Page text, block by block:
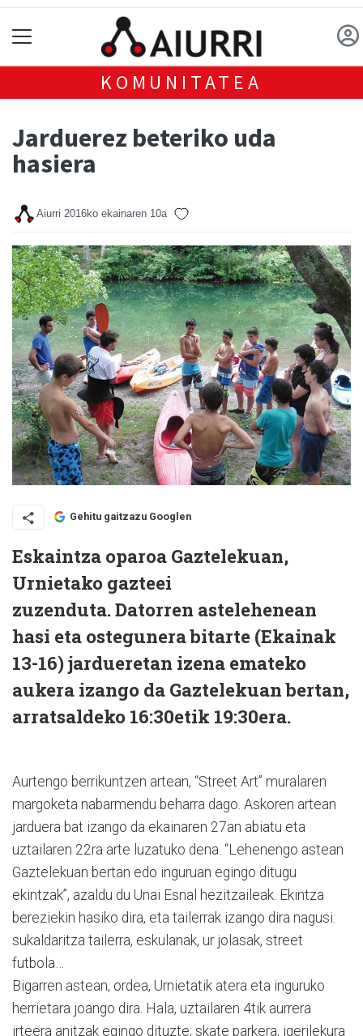
KOMUNITATEA
Jarduerez beteriko uda
hasiera
Aiurri 2016ko ekainaren 10a
Gehitu gaitzazu Googlen
Eskaintza oparoa Gaztelekuan,
Urnietako gazteei
zuzenduta. Datorren astelehenean
hasi eta ostegunera bitarte (Ekainak
13-16) jardueretan izena emateko
aukera izango da Gaztelekuan bertan,
arratsaldeko 16:30etik 19:30era.
Aurtengo berrikuntzen artean, “Street Art” muralaren
margoketa nabarmendu beharra dago. Askoren artean
jarduera bat izango da ekainaren 27an abiatu eta
uztailaren 22ra arte luzatuko dena. “Lehenengo astean
Gaztelekuan bertan edo inguruan egingo ditugu
ekintzak”, azaldu du Unai Esnal hezitzaileak. Ekintza
bereziekin hasiko dira, eta tailerrak izango dira nagusi:
sukaldaritza tailerra, eskulanak, ur jolasak, street
futbola…
Bigarren astean, ordea, Urnietatik atera eta inguruko
herrietara joango dira. Hala, uztailaren 4tik aurrera
irteera anitzak egingo dituzte; skate parkera, igerilekura